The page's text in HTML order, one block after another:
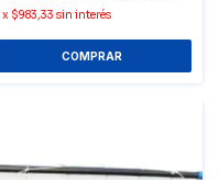
x $983,33 sin interés